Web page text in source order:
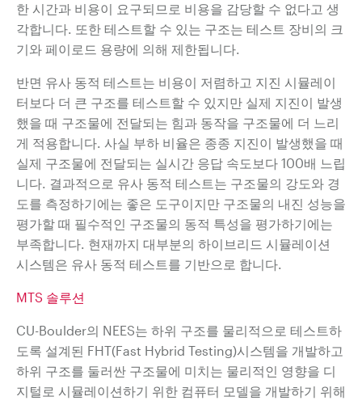
한 시간과 비용이 요구되므로 비용을 감당할 수 없다고 생
각합니다. 또한 테스트할 수 있는 구조는 테스트 장비의 크
기와 페이로드 용량에 의해 제한됩니다.
반면 유사 동적 테스트는 비용이 저렴하고 지진 시뮬레이
터보다 더 큰 구조를 테스트할 수 있지만 실제 지진이 발생
했을 때 구조물에 전달되는 힘과 동작을 구조물에 더 느리
게 적용합니다. 사실 부하 비율은 종종 지진이 발생했을 때
실제 구조물에 전달되는 실시간 응답 속도보다 100배 느립
니다. 결과적으로 유사 동적 테스트는 구조물의 강도와 경
도를 측정하기에는 좋은 도구이지만 구조물의 내진 성능을
평가할 때 필수적인 구조물의 동적 특성을 평가하기에는
부족합니다. 현재까지 대부분의 하이브리드 시뮬레이션
시스템은 유사 동적 테스트를 기반으로 합니다.
MTS 솔루션
CU-Boulder의 NEES는 하위 구조를 물리적으로 테스트하
도록 설계된 FHT(Fast Hybrid Testing)시스템을 개발하고
하위 구조를 둘러싼 구조물에 미치는 물리적인 영향을 디
지털로 시뮬레이션하기 위한 컴퓨터 모델을 개발하기 위해